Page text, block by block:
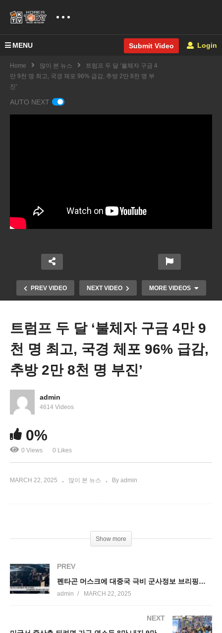
MENU Submit Video Login
Home 많이 본 뉴스
트럼프 두 달 ‘불체자 구금 4
만 9천 명 최고, 국경 체포 96% 급감, 추방 2만 8천 명 부
진'
AUTO NEXT
PREV VIDEO NEXT VIDEO MORE VIDEOS
트럼프 관세와 보이콧 여파로 미국 방문객 급감 예고
트럼프 두 달 ‘불체자 구금 4만 9
천 명 최고, 국경 체포 96% 급감,
추방 2만 8천 명 부진’
admin
4614 Videos
0%
0 Views 0 Likes
MARCH 22, 2025 많이 본 뉴스 By admin
Show more
PREV
펜타곤 머스크에 대중국 극비 군사정보 브리핑하려다 취소하는 일대 소동
admin MARCH 22, 2025
NEXT